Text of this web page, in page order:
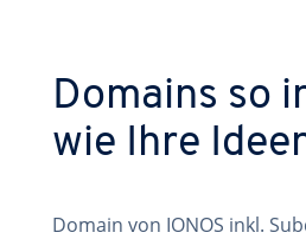
Domains so
wie Ihre
Domain von IONOS inkl.